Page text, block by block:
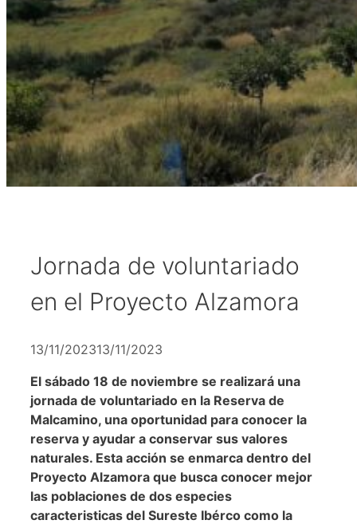
Jornada de voluntariado
en el Proyecto Alzamora
13/11/202313/11/2023
El sábado 18 de noviembre se realizará una
jornada de voluntariado en la Reserva de
Malcamino, una oportunidad para conocer la
reserva y ayudar a conservar sus valores
naturales. Esta acción se enmarca dentro del
Proyecto Alzamora que busca conocer mejor
las poblaciones de dos especies
caracteristicas del Sureste Ibérco como la